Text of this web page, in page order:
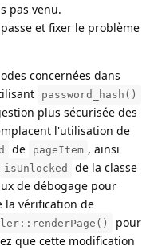
pas venu.
et fixer le problème
concernées dans
password_hash()
plus sécurisée des
l'utilisation de
de pageItem , ainsi
isUnlocked
de la classe
de débogage pour
la vérification de
pour
que cette modification